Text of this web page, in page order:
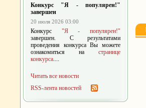
Конкурс "Я - популярен!"
завершен
20 июля 2026 03:00
Конкурс "Я - популярен!"
завершен. С результатами
проведения конкурса Вы можете
ознакомиться на странице
конкурса....
Читать все новости
RSS-лента новостей